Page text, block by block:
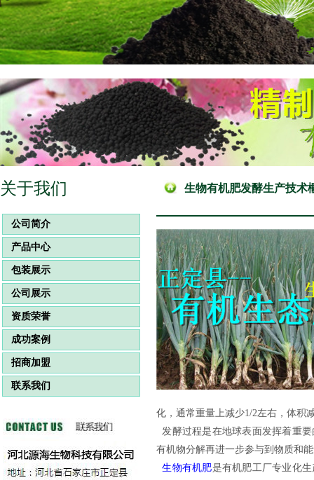
关于我们
公司简介
产品中心
包装展示
公司展示
资质荣誉
成功案例
招商加盟
联系我们
生物有机肥发酵生产技术
化，通常重量上减少1/2左右，体积
发酵过程是在地球表面发挥着重
有机物分解再进一步参与到物质和
生物有机肥是有机肥工厂专业化